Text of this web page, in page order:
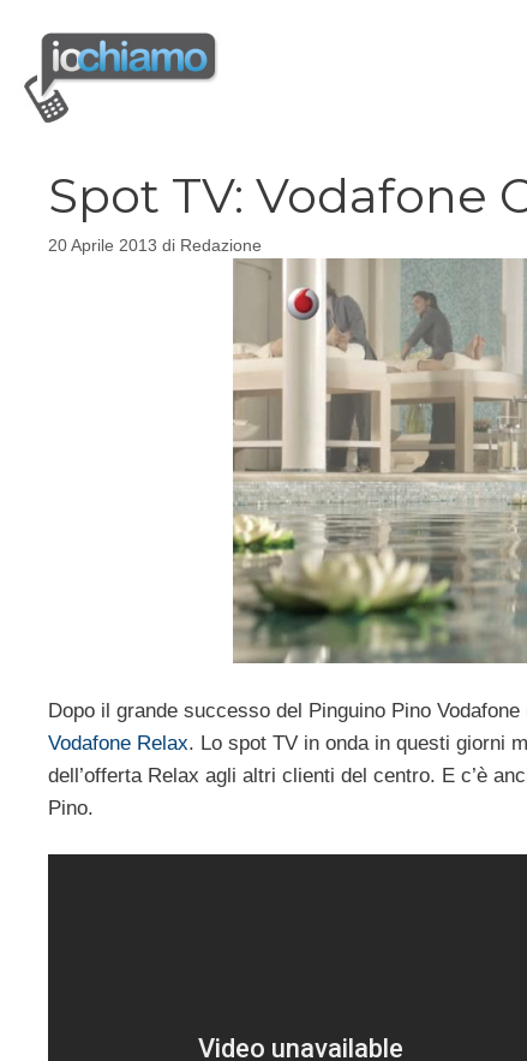
contenuto
Spot TV: Vodafone
20 Aprile 2013 di Redazione
Dopo il grande successo del Pinguino Pino
Vodafone Relax. Lo spot TV in onda in questi giorni
dell’offerta Relax agli altri clienti del centro. E c’è
Pino.